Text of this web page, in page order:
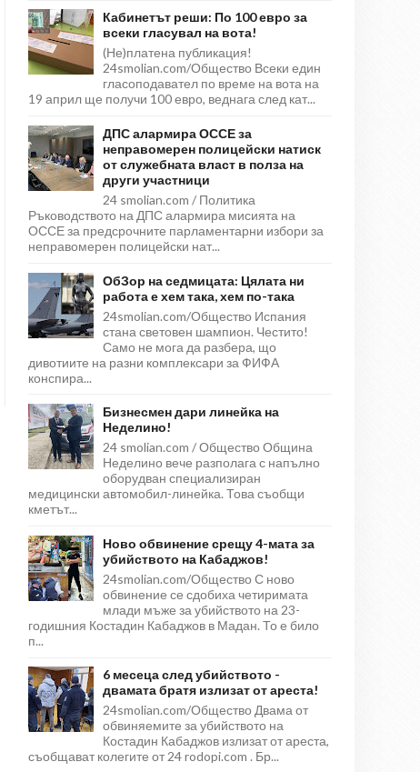
Кабинетът реши: По 100 евро за
всеки гласувал на вота!
(Не)платена публикация!
24smolian.com/Общество Всеки един
гласоподавател по време на вота на
19 април ще получи 100 евро, веднага след кат...
ДПС алармира ОССЕ за
неправомерен полицейски натиск
от служебната власт в полза на
други участници
24 smolian.com / Политика
Ръководството на ДПС алармира мисията на
ОССЕ за предсрочните парламентарни избори за
неправомерен полицейски нат...
ОбЗор на седмицата: Цялата ни
работа е хем така, хем по-така
24smolian.com/Общество Испания
стана световен шампион. Честито!
Само не мога да разбера, що
дивотиите на разни комплексари за ФИФА
конспира...
Бизнесмен дари линейка на
Неделино!
24 smolian.com / Общество Община
Неделино вече разполага с напълно
оборудван специализиран
медицински автомобил-линейка. Това съобщи
кметът...
Ново обвинение срещу 4-мата за
убийството на Кабаджов!
24smolian.com/Общество С ново
обвинение се сдобиха четиримата
млади мъже за убийството на 23-
годишния Костадин Кабаджов в Мадан. То е било
п...
6 месеца след убийството -
двамата братя излизат от ареста!
24smolian.com/Общество Двама от
обвиняемите за убийството на
Костадин Кабаджов излизат от ареста,
съобщават колегите от 24 rodopi.com . Бр...